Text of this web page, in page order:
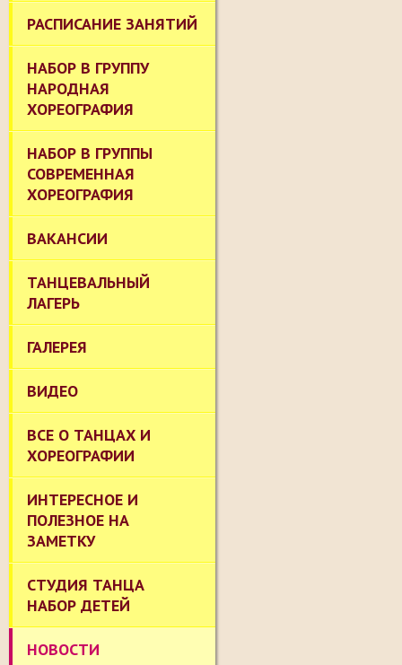
РАСПИСАНИЕ ЗАНЯТИЙ
НАБОР В ГРУППУ
НАРОДНАЯ
ХОРЕОГРАФИЯ
НАБОР В ГРУППЫ
СОВРЕМЕННАЯ
ХОРЕОГРАФИЯ
ВАКАНСИИ
ТАНЦЕВАЛЬНЫЙ
ЛАГЕРЬ
ГАЛЕРЕЯ
ВИДЕО
ВСЕ О ТАНЦАХ И
ХОРЕОГРАФИИ
ИНТЕРЕСНОЕ И
ПОЛЕЗНОЕ НА
ЗАМЕТКУ
СТУДИЯ ТАНЦА
НАБОР ДЕТЕЙ
НОВОСТИ